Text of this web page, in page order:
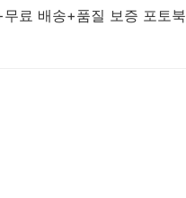
료 배송+품질 보증 포토북